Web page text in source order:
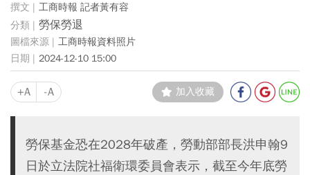
工商時報 記者黃有容
勞保勞退
工商時報資料照片
2024-12-10 15:00
+A -A 加入收藏
勞保基金恐在2028年破產，勞動部部長洪申翰9
日於立法院社福衛環委員會表示，截至今年底勞